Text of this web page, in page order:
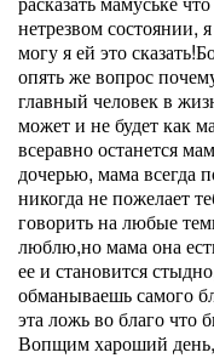
нетрезвом состоянии,
могу я ей это
опять же вопрос
главный человек в
может и не будет как
всеравно останется
дочерью, мама всегда
никогда не пожелает
говорить на любые
люблю,но мама она
ее и становится
обманываешь самого
эта ложь во благо что
Вопщим хароший